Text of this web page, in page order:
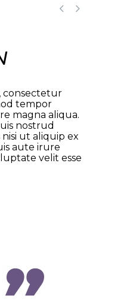
 
consectetur
tempor
magna aliqua.
nostrud
ut aliquip ex
aute irure
velit esse